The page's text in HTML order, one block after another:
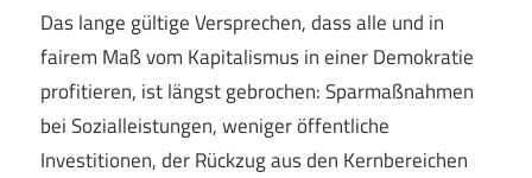
Das lange gültige Versprechen, dass alle und in
fairem Maß vom Kapitalismus in einer Demokratie
profitieren, ist längst gebrochen: Sparmaßnahmen
bei Sozialleistungen, weniger öffentliche
Investitionen, der Rückzug aus den Kernbereichen